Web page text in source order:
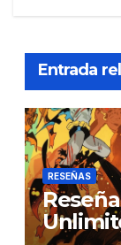
Entrada
RESEÑAS